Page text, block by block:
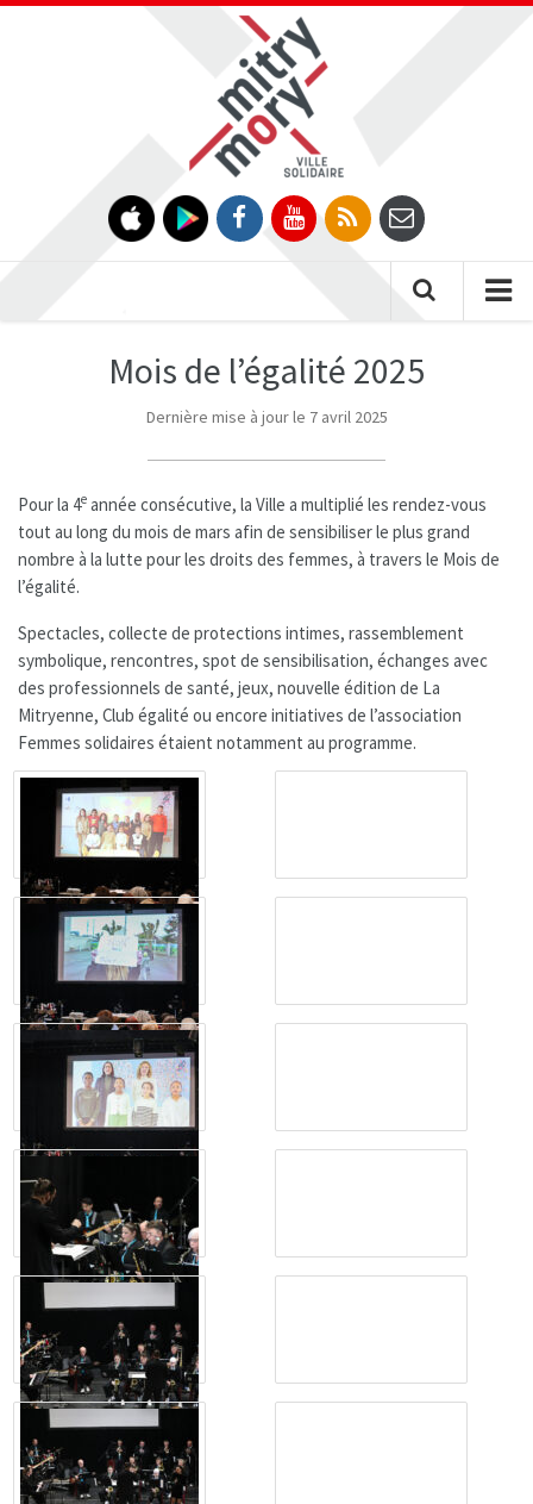
Gestion des traceurs
Mois de l’égalité 2025
Dernière mise à jour le 7 avril 2025
Pour la 4e année consécutive, la Ville a multiplié les rendez-vous
tout au long du mois de mars afin de sensibiliser le plus grand
nombre à la lutte pour les droits des femmes, à travers le Mois de
l’égalité.
Spectacles, collecte de protections intimes, rassemblement
symbolique, rencontres, spot de sensibilisation, échanges avec
des professionnels de santé, jeux, nouvelle édition de La
Mitryenne, Club égalité ou encore initiatives de l’association
Femmes solidaires étaient notamment au programme.